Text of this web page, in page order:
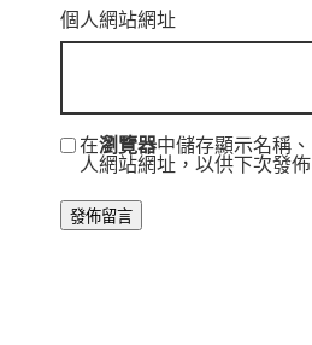
個人網站網址
在瀏覽器中儲存顯示名稱
人網站網址，以供下次發